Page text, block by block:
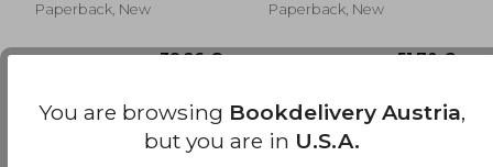
Paperback, New
Paperback, New
You are browsing Bookdelivery Austria,
but you are in U.S.A.